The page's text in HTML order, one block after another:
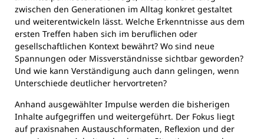
zwischen den Generationen im Alltag konkret gestaltet
und weiterentwickeln lässt. Welche Erkenntnisse aus dem
ersten Treffen haben sich im beruflichen oder
gesellschaftlichen Kontext bewährt? Wo sind neue
Spannungen oder Missverständnisse sichtbar geworden?
Und wie kann Verständigung auch dann gelingen, wenn
Unterschiede deutlicher hervortreten?
Anhand ausgewählter Impulse werden die bisherigen
Inhalte aufgegriffen und weitergeführt. Der Fokus liegt
auf praxisnahen Austauschformaten, Reflexion und der